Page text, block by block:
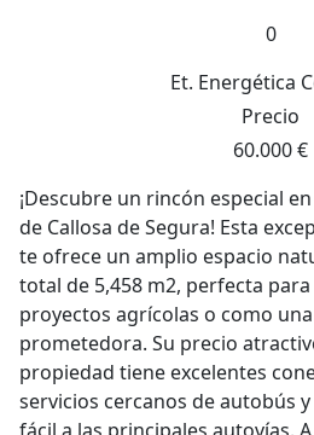
0
Et. Energética
Precio
60.000 €
¡Descubre un rincón especial
de Callosa de Segura! Esta
te ofrece un amplio espacio
total de 5,458 m2, perfecta
proyectos agrícolas o como
prometedora. Su precio
propiedad tiene excelentes
servicios cercanos de autobús